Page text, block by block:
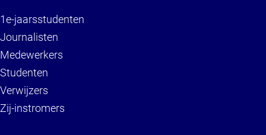
1e-jaarsstudenten
Journalisten
Medewerkers
Studenten
Verwijzers
Zij-instromers